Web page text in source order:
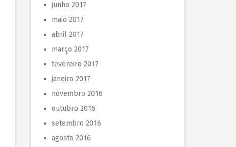
junho 2017
maio 2017
abril 2017
março 2017
fevereiro 2017
janeiro 2017
novembro 2016
outubro 2016
setembro 2016
agosto 2016